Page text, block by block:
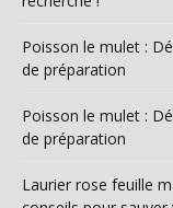
Poisson le mulet :
de préparation
Poisson le mulet :
de préparation
Laurier rose feuille